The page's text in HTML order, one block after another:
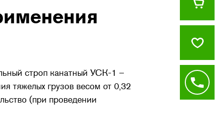
строп канатный УСК-1 –
тяжелых грузов весом от 0,32
(при проведении